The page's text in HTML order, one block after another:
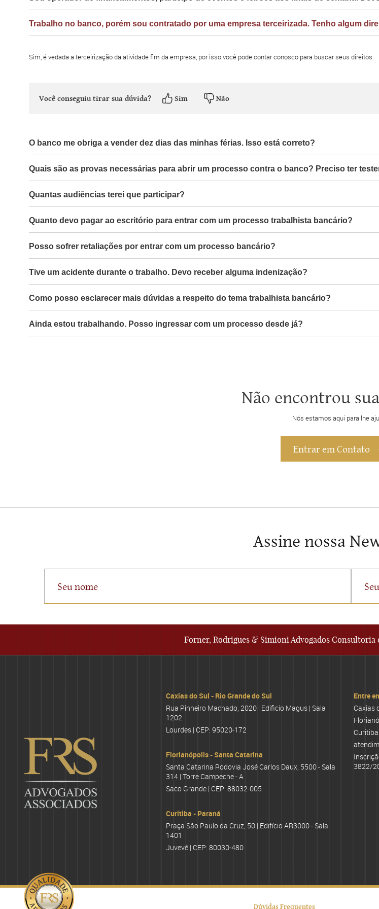
Trabalho no banco, porém sou contratado por uma empresa terceirizada. Tenho algum
Sim, é vedada a terceirização da atividade fim da empresa, por isso você pode contar conosco para buscar seus direitos.
Você conseguiu tirar sua dúvida? Sim Não
O banco me obriga a vender dez dias das minhas férias. Isso está correto?
Quais são as provas necessárias para abrir um processo contra o banco? Preciso ter
Quantas audiências terei que participar?
Quanto devo pagar ao escritório para entrar com um processo trabalhista bancário?
Posso sofrer retaliações por entrar com um processo bancário?
Tive um acidente durante o trabalho. Devo receber alguma indenização?
Como posso esclarecer mais dúvidas a respeito do tema trabalhista bancário?
Ainda estou trabalhando. Posso ingressar com um processo desde já?
Não encontrou
Nós estamos aqui para lhe
Entrar em Contato
Assine nossa
Forner, Rodrigues & Simioni Advogados Consultoria
Caxias do Sul - Rio Grande do Sul
Rua Pinheiro Machado, 2020 | Edificio Magus | Sala
1202
Lourdes | CEP: 95020-172
Florianópolis - Santa Catarina
Santa Catarina Rodovia José Carlos Daux, 5500 - Sala
314 | Torre Campeche - A
Saco Grande | CEP: 88032-005
Curitiba - Paraná
Praça São Paulo da Cruz, 50 | Edifício AR3000 - Sala
1401
Juvevê | CEP: 80030-480
Entre
Caxias
Curitiba
3822/
Dúvidas Frequentes